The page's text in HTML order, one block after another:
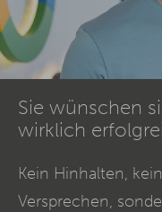
Sie wünschen
wirklich
Kein Hinhalten,
Versprechen,